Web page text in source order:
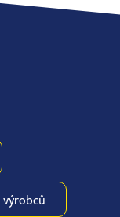
výrobců